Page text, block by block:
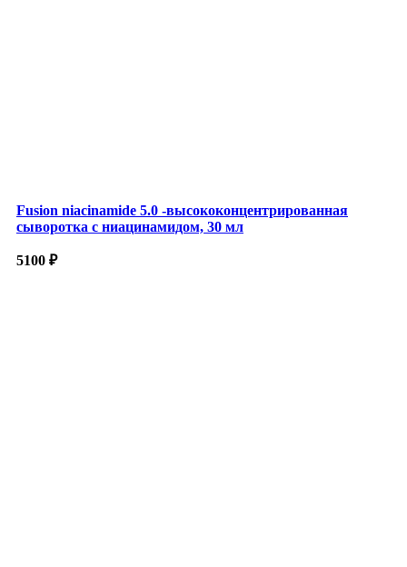
Fusion niacinamidе 5.0 -высококонцентрированная
сыворотка с ниацинамидом, 30 мл
5100 ₽